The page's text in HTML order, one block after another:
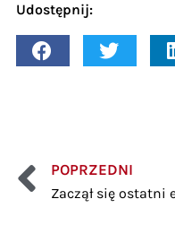
Udostępnij:
POPRZEDNI